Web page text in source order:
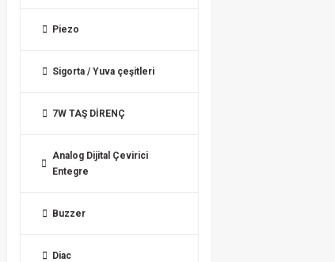
Piezo
Sigorta / Yuva çeşitleri
7W TAŞ DİRENÇ
Analog Dijital Çevirici
Entegre
Buzzer
Diac